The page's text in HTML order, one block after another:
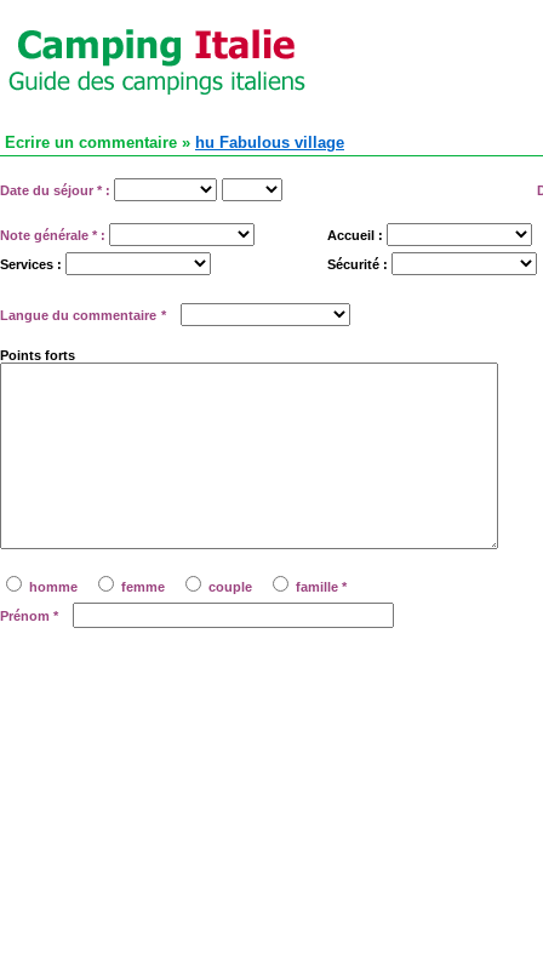
Ecrire un commentaire » hu Fabulous village
Date du séjour * :
Note générale * :
Accueil :
Services :
Sécurité :
Langue du commentaire *
Points forts
homme femme couple
famille *
Prénom *